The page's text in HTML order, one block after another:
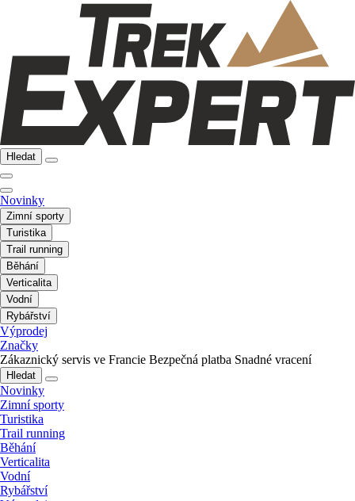
Hledat
Novinky
Zimní sporty
Turistika
Trail running
Běhání
Verticalita
Vodní
Rybářství
Výprodej
Značky
Zákaznický servis ve Francie Bezpečná platba Snadné vracení
Hledat
Novinky
Zimní sporty
Turistika
Trail running
Běhání
Verticalita
Vodní
Rybářství